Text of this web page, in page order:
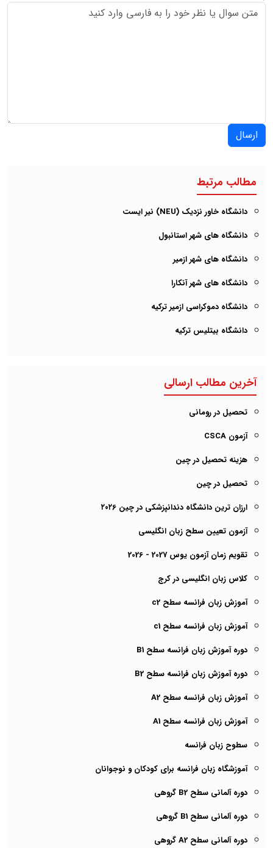
ارسال
مطالب مرتبط
دانشگاه خاور نزدیک (NEU) نیر ایست
دانشگاه های شهر استانبول
دانشگاه های شهر ازمیر
دانشگاه های شهر آنکارا
دانشگاه دموکراسی ازمیر ترکیه
دانشگاه بیتلیس ترکیه
آخرین مطالب ارسالی
تحصیل در رومانی
آزمون CSCA
هزینه تحصیل در چین
تحصیل در چین
ارزان ترین دانشگاه دندانپزشکی در چین ۲۰۲6
آزمون تعیین سطح زبان انگلیسی
تقویم زمان آزمون یوس 2027 - 2026
کلاس زبان انگلیسی در کرج
آموزش زبان فرانسه سطح c2
آموزش زبان فرانسه سطح c1
دوره آموزش زبان فرانسه سطح B1
دوره آموزش زبان فرانسه سطح B2
آموزش زبان فرانسه سطح A2
آموزش زبان فرانسه سطح A1
سطوح زبان فرانسه
آموزشگاه زبان فرانسه برای کودکان و نوجوانان
دوره آلمانی سطح B2 گروهی
دوره آلمانی سطح B1 گروهی
دوره آلمانی سطح A2 گروهی